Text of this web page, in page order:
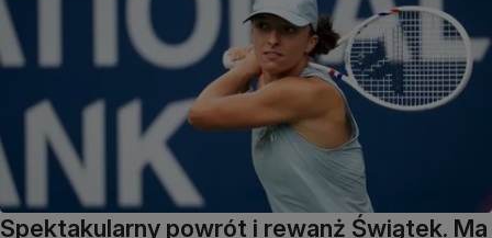
Spektakularny powrót i rewanż Świątek. Ma